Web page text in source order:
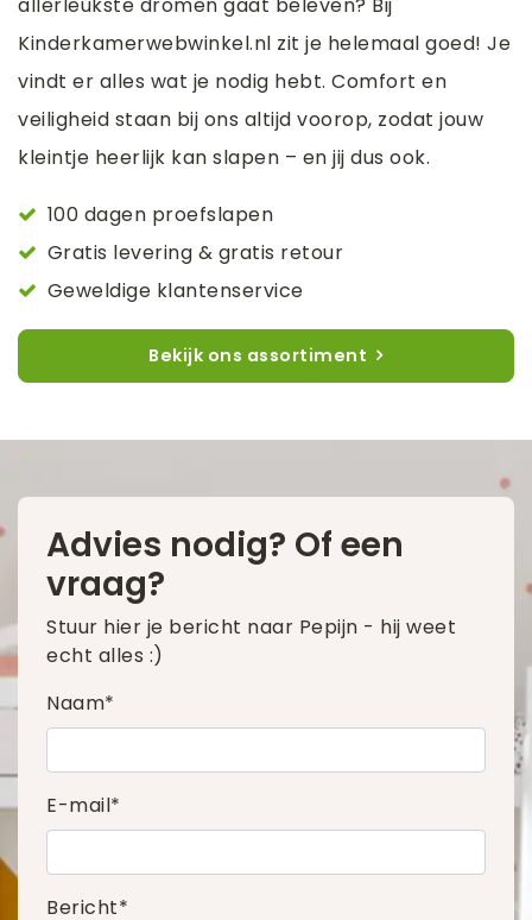
Kinderkamerwebwinkel.nl zit je helemaal goed! Je
vindt er alles wat je nodig hebt. Comfort en
veiligheid staan bij ons altijd voorop, zodat jouw
kleintje heerlijk kan slapen – en jij dus ook.
100 dagen proefslapen
Gratis levering & gratis retour
Geweldige klantenservice
Bekijk ons assortiment
Advies nodig? Of een
vraag?
Stuur hier je bericht naar Pepijn - hij weet
echt alles :)
Naam*
E-mail*
Bericht*